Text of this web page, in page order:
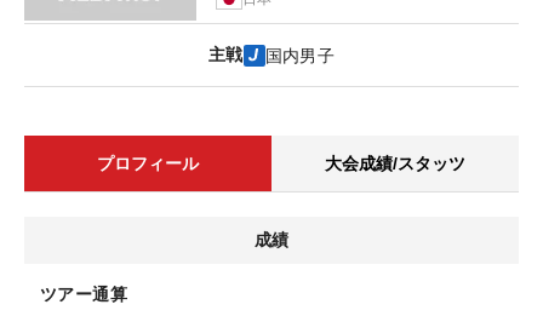
主戦 国内男子
プロフィール 大会成績/スタッツ
成績
ツアー通算